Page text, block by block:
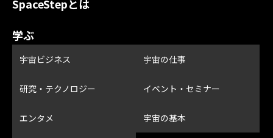
SpaceStepとは
学ぶ
宇宙ビジネス 宇宙の仕事
研究・テクノロジー イベント・セミナー
エンタメ 宇宙の基本